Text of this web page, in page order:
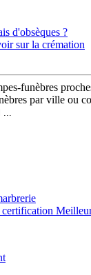
d'obsèques ?
sur la crémation
funèbres
par ville ou